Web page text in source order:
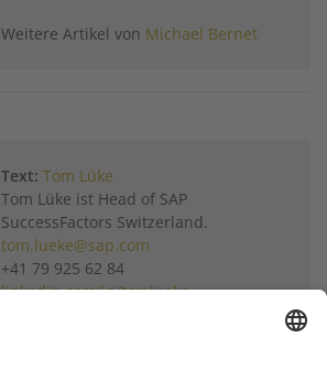
Weitere Artikel von Michael Bernet
Text: Tom Lüke
Tom Lüke ist Head of SAP
SuccessFactors Switzerland.
tom.lueke@sap.com
+41 79 925 62 84
linkedin.com/in/tomlueke